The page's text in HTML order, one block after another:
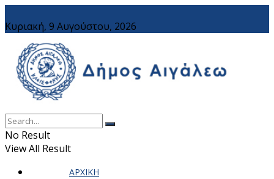
Κυριακή, 9 Αυγούστου, 2026
No Result
View All Result
ΑΡΧΙΚΗ